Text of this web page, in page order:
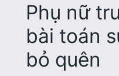
Phụ nữ
bài toán
bỏ quên